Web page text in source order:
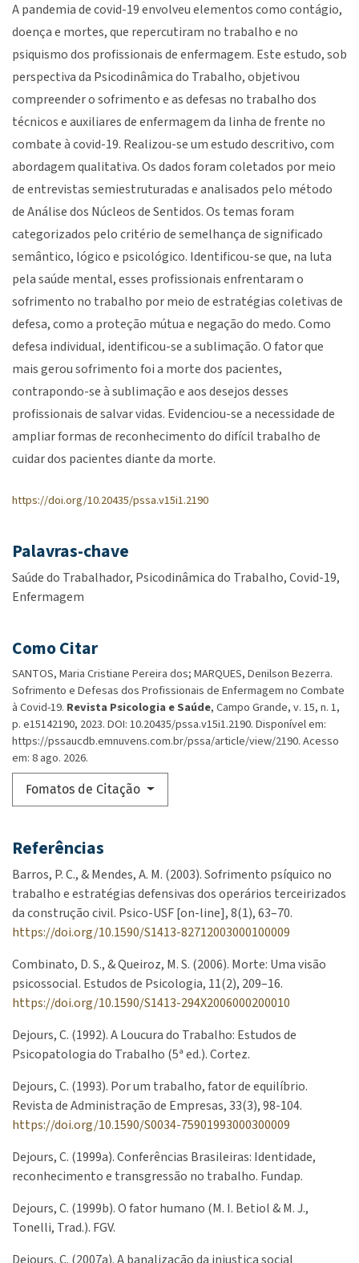
Palavras-chave
Saúde do Trabalhador Psicodinâmica do Trabalho Covid-19
Enfermagem
Como Citar
SANTOS, Maria Cristiane Pereira dos; MARQUES, Denilson Bezerra.
Sofrimento e Defesas dos Profissionais de Enfermagem no Combate
à Covid-19. Revista Psicologia e Saúde, Campo Grande, v. 15, n. 1,
p. e15142190, 2023. DOI: 10.20435/pssa.v15i1.2190. Disponível em:
https://pssaucdb.emnuvens.com.br/pssa/article/view/2190. Acesso
em: 8 ago. 2026.
Fomatos de Citação
A pandemia de covid-19 envolveu elementos como contágio,
doença e mortes, que repercutiram no trabalho e no
psiquismo dos profissionais de enfermagem. Este estudo, sob
perspectiva da Psicodinâmica do Trabalho, objetivou
compreender o sofrimento e as defesas no trabalho dos
técnicos e auxiliares de enfermagem da linha de frente no
combate à covid-19. Realizou-se um estudo descritivo, com
abordagem qualitativa. Os dados foram coletados por meio
de entrevistas semiestruturadas e analisados pelo método
de Análise dos Núcleos de Sentidos. Os temas foram
categorizados pelo critério de semelhança de significado
semântico, lógico e psicológico. Identificou-se que, na luta
pela saúde mental, esses profissionais enfrentaram o
sofrimento no trabalho por meio de estratégias coletivas de
defesa, como a proteção mútua e negação do medo. Como
defesa individual, identificou-se a sublimação. O fator que
mais gerou sofrimento foi a morte dos pacientes,
contrapondo-se à sublimação e aos desejos desses
profissionais de salvar vidas. Evidenciou-se a necessidade de
ampliar formas de reconhecimento do difícil trabalho de
cuidar dos pacientes diante da morte.
https://doi.org/10.20435/pssa.v15i1.2190
Referências
Barros, P. C., & Mendes, A. M. (2003). Sofrimento psíquico no
trabalho e estratégias defensivas dos operários terceirizados
da construção civil. Psico-USF [on-line], 8(1), 63–70.
https://doi.org/10.1590/S1413-82712003000100009
Combinato, D. S., & Queiroz, M. S. (2006). Morte: Uma visão
psicossocial. Estudos de Psicologia, 11(2), 209–16.
https://doi.org/10.1590/S1413-294X2006000200010
Dejours, C. (1992). A Loucura do Trabalho: Estudos de
Psicopatologia do Trabalho (5ª ed.). Cortez.
Dejours, C. (1993). Por um trabalho, fator de equilíbrio.
Revista de Administração de Empresas, 33(3), 98-104.
https://doi.org/10.1590/S0034-75901993000300009
Dejours, C. (1999a). Conferências Brasileiras: Identidade,
reconhecimento e transgressão no trabalho. Fundap.
Dejours, C. (1999b). O fator humano (M. I. Betiol & M. J.,
Tonelli, Trad.). FGV.